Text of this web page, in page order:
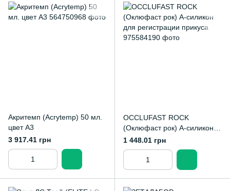
Акритемп (Acrytemp) 50 мл.
цвет А3
3 917.41 грн
OCCLUFAST ROCK
(Оклюфаст рок) А-силикон
для регистрации прикуса
1 448.01 грн